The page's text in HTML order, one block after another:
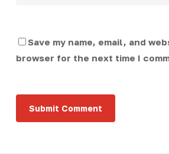
Save my name, email, and
browser for the next time I